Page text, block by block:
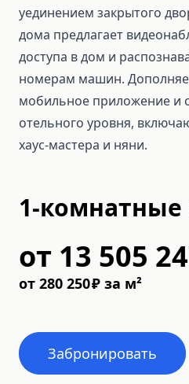
уединением закрытого
дома предлагает
доступа в дом и
номерам машин.
мобильное приложение и
отельного уровня,
хаус-мастера и няни.
1-
от 13 505
от 280 250₽ за м²
Забронировать